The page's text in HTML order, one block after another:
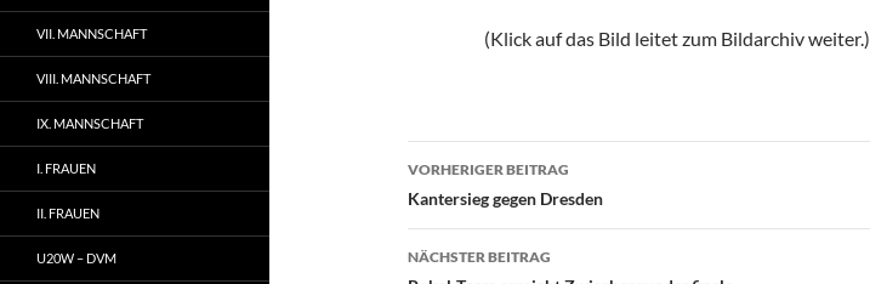
(Klick auf das Bild leitet zum Bildarchiv weiter.)
Beitragsnavigation
VORHERIGER BEITRAG
Kantersieg gegen Dresden
NÄCHSTER BEITRAG
VII. MANNSCHAFT
VIII. MANNSCHAFT
IX. MANNSCHAFT
I. FRAUEN
II. FRAUEN
U20W – DVM